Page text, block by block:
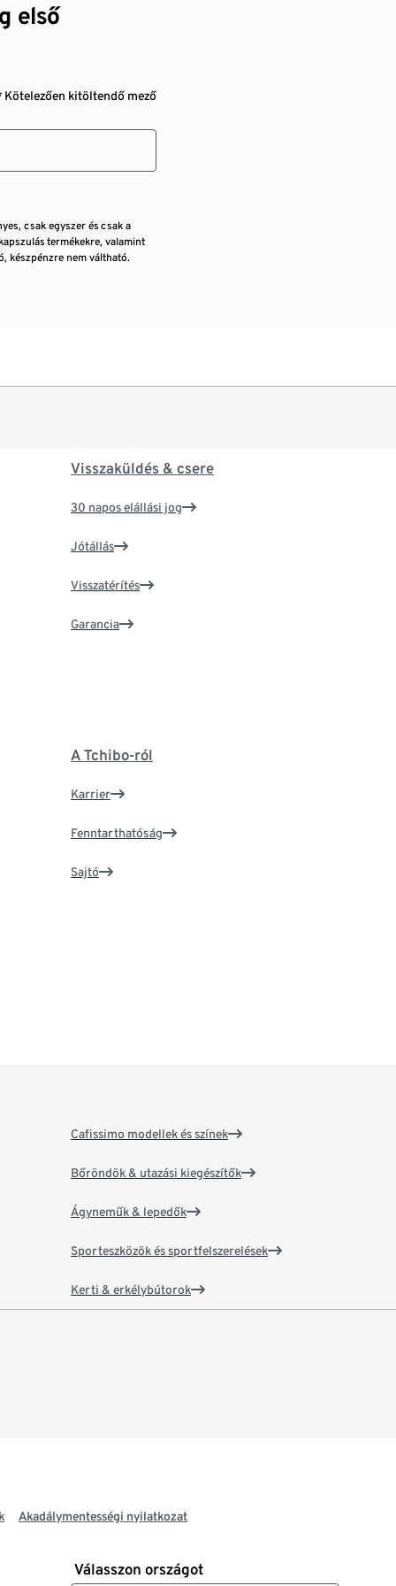
első
Kötelezően kitöltendő mező
csak egyszer és csak a
termékekre, valamint
készpénzre nem váltható.
Visszaküldés & csere
30 napos elállási jog
Jótállás
Visszatérítés
Garancia
A Tchibo-ról
Karrier
Fenntarthatóság
Sajtó
Cafissimo modellek és színek
Bőröndök & utazási kiegészítők
Ágyneműk & lepedők
Sporteszközök és sportfelszerelések
Kerti & erkélybútorok
Akadálymentességi nyilatkozat
Válasszon országot